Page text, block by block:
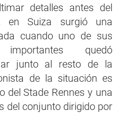
detalles antes del
en Suiza surgió una
cuando uno de sus
quedó
junto al resto de la
de la situación es
del Stade Rennes y una
del conjunto dirigido por